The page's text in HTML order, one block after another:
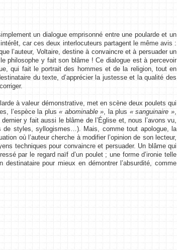
un dialogue emprisonné entre une poularde et un
car ces deux interlocuteurs partagent le même avis :
l’auteur, Voltaire, destine à convaincre et à persuader un
philosophe y fait son blâme ! Ce dialogue est à percevoir
qui fait le portrait des hommes et de la religion, tout en
du texte, d’apprécier la justesse et la qualité des
à valeur démonstrative, met en scène deux poulets qui
l’espèce la plus« abominable » , la plus « sanguinaire »
y fait aussi le blâme de l’Église et, nous l’avons vu,
de styles, syllogismes…). Mais, comme tout apologue, la
où l’auteur cherche à modifier l’opinion de son lecteur,
techniques pour convaincre et persuader. Un blâme qui
par le regard naïf d’un poulet ; une forme d’ironie telle
pour mieux en démontrer l’absurdité, comme